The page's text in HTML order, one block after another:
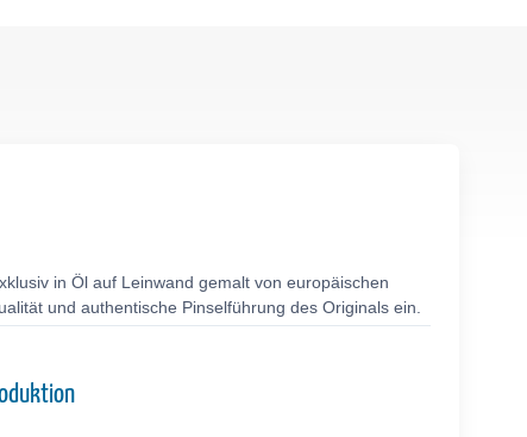
in Öl auf Leinwand gemalt von europäischen
und authentische Pinselführung des Originals ein.